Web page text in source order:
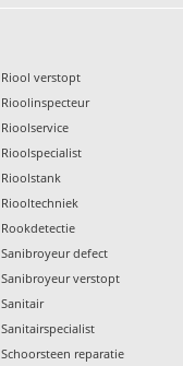
Riool verstopt
Rioolinspecteur
Rioolservice
Rioolspecialist
Rioolstank
Riooltechniek
Rookdetectie
Sanibroyeur defect
Sanibroyeur verstopt
Sanitair
Sanitairspecialist
Schoorsteen reparatie